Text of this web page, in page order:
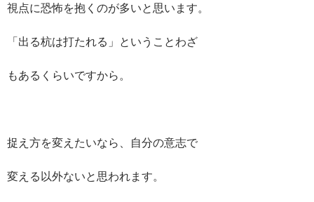
視点に恐怖を抱くのが多いと思います。
「出る杭は打たれる」ということわざ
もあるくらいですから。
捉え方を変えたいなら、自分の意志で
変える以外ないと思われます。